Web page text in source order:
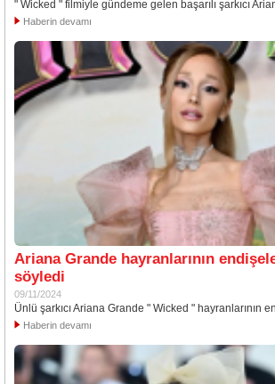
" Wicked " filmiyle gündeme gelen başarılı şarkıcı
Haberin devamı
Ariana Grande hayranlarının
söyledi
09/11/2024
Ünlü şarkıcı Ariana Grande " Wicked " hayranlarının
Haberin devamı